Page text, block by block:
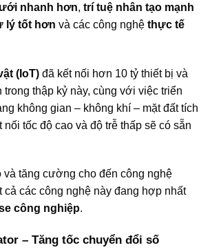
nhanh hơn, trí tuệ nhân tạo mạnh
lý tốt hơn và các công nghệ thực tế
(IoT) đã kết nối hơn 10 tỷ thiết bị và
trong thập kỷ này, cùng với việc triển
không gian – không khí – mặt đất tích
nối tốc độ cao và độ trễ thấp sẽ có sẵn
tăng cường cho đến công nghệ
cả các công nghệ này đang hợp nhất
công nghiệp.
– Tăng tốc chuyển đổi số